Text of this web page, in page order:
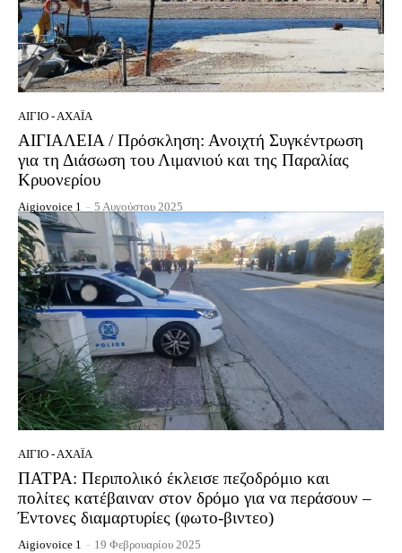
ΑΊΓΙΟ - ΑΧΑΪ́Α
ΑΙΓΙΑΛΕΙΑ / Πρόσκληση: Ανοιχτή Συγκέντρωση
για τη Διάσωση του Λιμανιού και της Παραλίας
Κρυονερίου
Aigiovoice 1 - 5 Αυγούστου 2025
ΑΊΓΙΟ - ΑΧΑΪ́Α
ΠΑΤΡΑ: Περιπολικό έκλεισε πεζοδρόμιο και
πολίτες κατέβαιναν στον δρόμο για να περάσουν –
Έντονες διαμαρτυρίες (φωτο-βιντεο)
Aigiovoice 1 - 19 Φεβρουαρίου 2025